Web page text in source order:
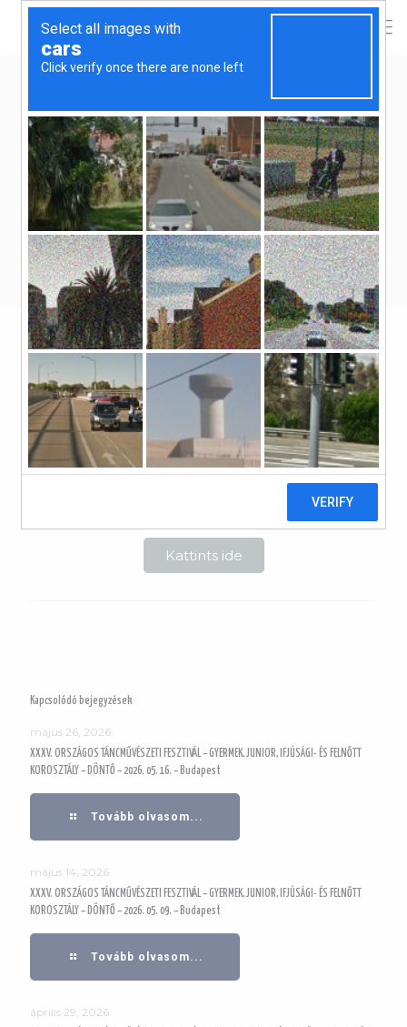
XXXIV. ORSZÁGOS
TÁNCMŰVÉSZETI FESZTIVÁL
ELŐDÖNTŐ – OROSZLÁNY
XXXIV. ORSZÁGOS TÁNCMŰVÉSZETI FESZTIVÁL
ELŐDÖNTŐ – OROSZLÁNY
Az eredmények letöltéséhez kattints a gombra
Kattints ide
Kapcsolódó bejegyzések
május 26, 2026
XXXV. ORSZÁGOS TÁNCMŰVÉSZETI FESZTIVÁL – GYERMEK, JUNIOR, IFJÚSÁGI- ÉS FELNŐTT
KOROSZTÁLY – DÖNTŐ – 2026. 05. 16. – Budapest
Tovább olvasom...
május 14, 2026
XXXV. ORSZÁGOS TÁNCMŰVÉSZETI FESZTIVÁL – GYERMEK, JUNIOR, IFJÚSÁGI- ÉS FELNŐTT
KOROSZTÁLY – DÖNTŐ – 2026. 05. 09. – Budapest
Tovább olvasom...
április 29, 2026